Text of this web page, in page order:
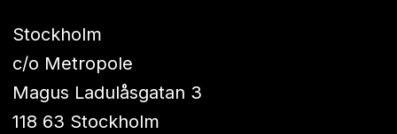
Stockholm
c/o Metropole
Magus Ladulåsgatan 3
118 63 Stockholm